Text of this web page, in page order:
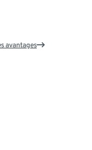
avantages